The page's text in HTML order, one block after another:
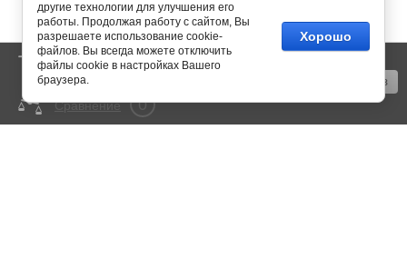
Оформить заказ
Корзина 0 пусто
Сравнение 0
другие технологии для улучшения его
работы. Продолжая работу с сайтом, Вы
разрешаете использование cookie-
файлов. Вы всегда можете отключить
файлы cookie в настройках Вашего
браузера.
Хорошо